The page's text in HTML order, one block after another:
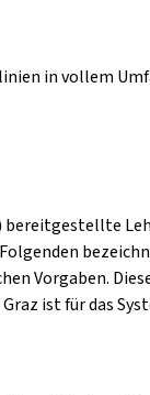
in vollem
Vorgaben.
ist für das